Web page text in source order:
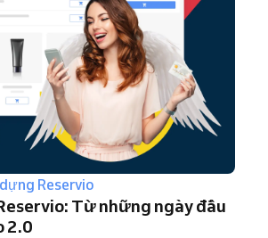
Reservio
Từ những ngày đầu
2.0